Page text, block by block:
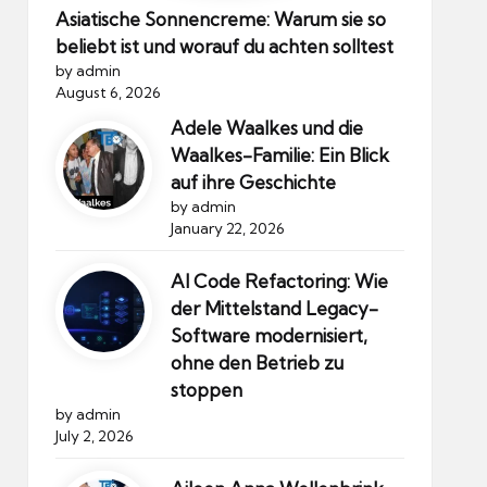
Asiatische Sonnencreme: Warum sie so
beliebt ist und worauf du achten solltest
by admin
August 6, 2026
Adele Waalkes und die
Waalkes-Familie: Ein Blick
auf ihre Geschichte
by admin
January 22, 2026
AI Code Refactoring: Wie
der Mittelstand Legacy-
Software modernisiert,
ohne den Betrieb zu
stoppen
by admin
July 2, 2026